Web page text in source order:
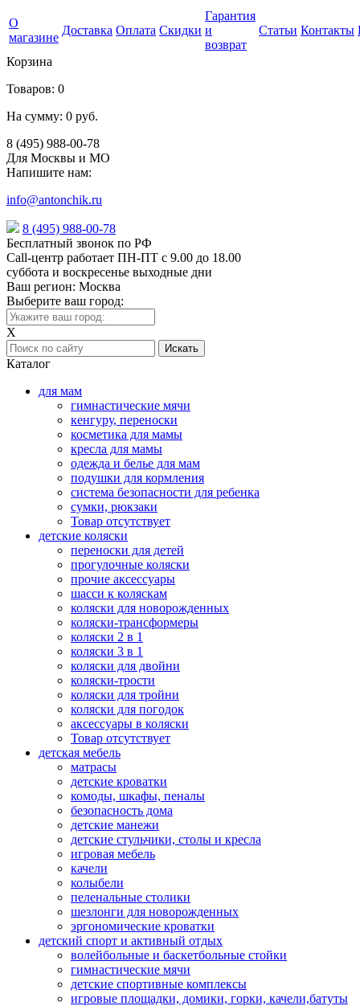
О
магазине
Доставка Оплата Скидки
Гарантия
и
возврат
Статьи Контакты
Корзина
Товаров: 0
На сумму: 0 руб.
8 (495) 988-00-78
Для Москвы и МО
Напишите нам:
info@antonchik.ru
8 (495) 988-00-78
Бесплатный звонок по РФ
Call-центр работает ПН-ПТ с 9.00 до 18.00
суббота и воскресенье выходные дни
Ваш регион: Москва
Выберите ваш город:
X
Каталог
для мам
гимнастические мячи
кенгуру, переноски
косметика для мамы
кресла для мамы
одежда и белье для мам
подушки для кормления
система безопасности для ребенка
сумки, рюкзаки
Товар отсутствует
детские коляски
переноски для детей
прогулочные коляски
прочие аксессуары
шасси к коляскам
коляски для новорожденных
коляски-трансформеры
коляски 2 в 1
коляски 3 в 1
коляски для двойни
коляски-трости
коляски для тройни
коляски для погодок
аксессуары в коляски
Товар отсутствует
детская мебель
матрасы
детские кроватки
комоды, шкафы, пеналы
безопасность дома
детские манежи
детские стульчики, столы и кресла
игровая мебель
качели
колыбели
пеленальные столики
шезлонги для новорожденных
эргономические кроватки
детский спорт и активный отдых
волейбольные и баскетбольные стойки
гимнастические мячи
детские спортивные комплексы
игровые площадки, домики, горки, качели,батуты